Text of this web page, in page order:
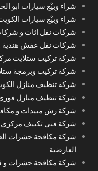
شراء وبيْع سيارات ابو
شراء وبيْع سيارات
شركات نقل اثاث و
شركات نقل عفش هندية
شركة تركيب ستلايت
شركة تركيب وبرمجة
شركة تنظيف منازل
شركة تنظيف منازل فوري
شركة رش مبيدات و
شركة فني تكييف مركزي
شركة مكافحة حشرات
العارضية
شركة مكافحة حشرات و